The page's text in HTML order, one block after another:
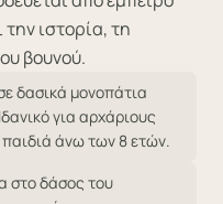
ιστορία, τη
βουνού.
δασικά μονοπάτια
για αρχάριους
παιδιά άνω των 8 ετών.
στο δάσος του